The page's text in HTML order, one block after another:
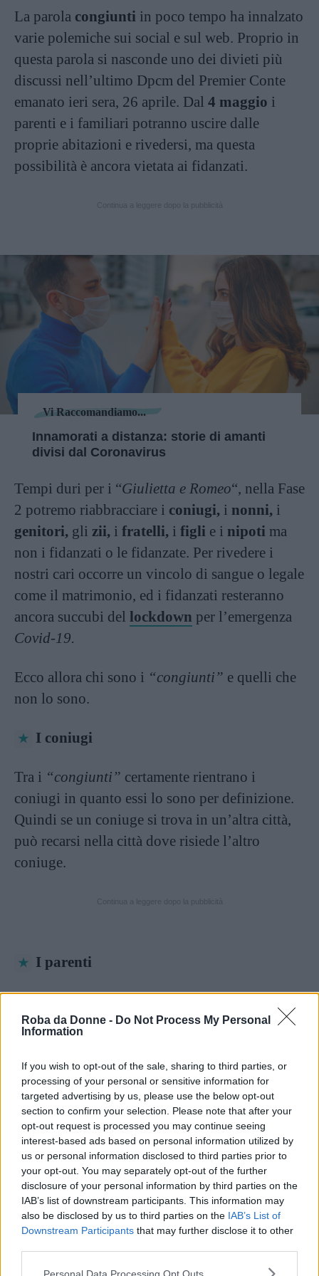
Roba da Donne - Do Not Process My Personal
Information
If you wish to opt-out of the sale, sharing to third parties, or
processing of your personal or sensitive information for
targeted advertising by us, please use the below opt-out
section to confirm your selection. Please note that after your
opt-out request is processed you may continue seeing
interest-based ads based on personal information utilized by
us or personal information disclosed to third parties prior to
your opt-out. You may separately opt-out of the further
disclosure of your personal information by third parties on the
IAB’s list of downstream participants. This information may
also be disclosed by us to third parties on the IAB’s List of
Downstream Participants that may further disclose it to other
Please note that this website/app uses one or more Google
Personal Data Processing Opt Outs
La parola congiunti in poco tempo ha innalzato
varie polemiche sui social e sul web. Proprio in
questa parola si nasconde uno dei divieti più
discussi nell’ultimo Dpcm del Premier Conte
emanato ieri sera, 26 aprile. Dal 4 maggio i
parenti e i familiari potranno uscire dalle
proprie abitazioni e rivedersi, ma questa
possibilità è ancora vietata ai fidanzati.
Vi Raccomandiamo...
Innamorati a distanza: storie di amanti
divisi dal Coronavirus
Tempi duri per i “Giulietta e Romeo“, nella Fase
2 potremo riabbracciare i coniugi, i nonni, i
genitori, gli zii, i fratelli, i figli e i nipoti ma
non i fidanzati o le fidanzate. Per rivedere i
nostri cari occorre un vincolo di sangue o legale
come il matrimonio, ed i fidanzati resteranno
ancora succubi del lockdown per l’emergenza
Covid-19.
Ecco allora chi sono i “congiunti” e quelli che
non lo sono.
I coniugi
Tra i “congiunti” certamente rientrano i
coniugi in quanto essi lo sono per definizione.
Quindi se un coniuge si trova in un’altra città,
può recarsi nella città dove risiede l’altro
coniuge.
I parenti
discendono dallo stesso stipite come è spiegato
nipote sono parenti perché entrambi discendono
dal bisnonno, mentre due fratelli sonoparenti
perché entrambi discendono dal padre.
Stesso vale per due fratelli che sono parenti in
linea collaterale di secondo grado. Zio e nipote
sono parenti di terzo grado e due cugini sono
parenti di quarto grado. La parentela non è
riconosciuta dopo il sesto grado secondo
l’articolo 77del Codice Civile.